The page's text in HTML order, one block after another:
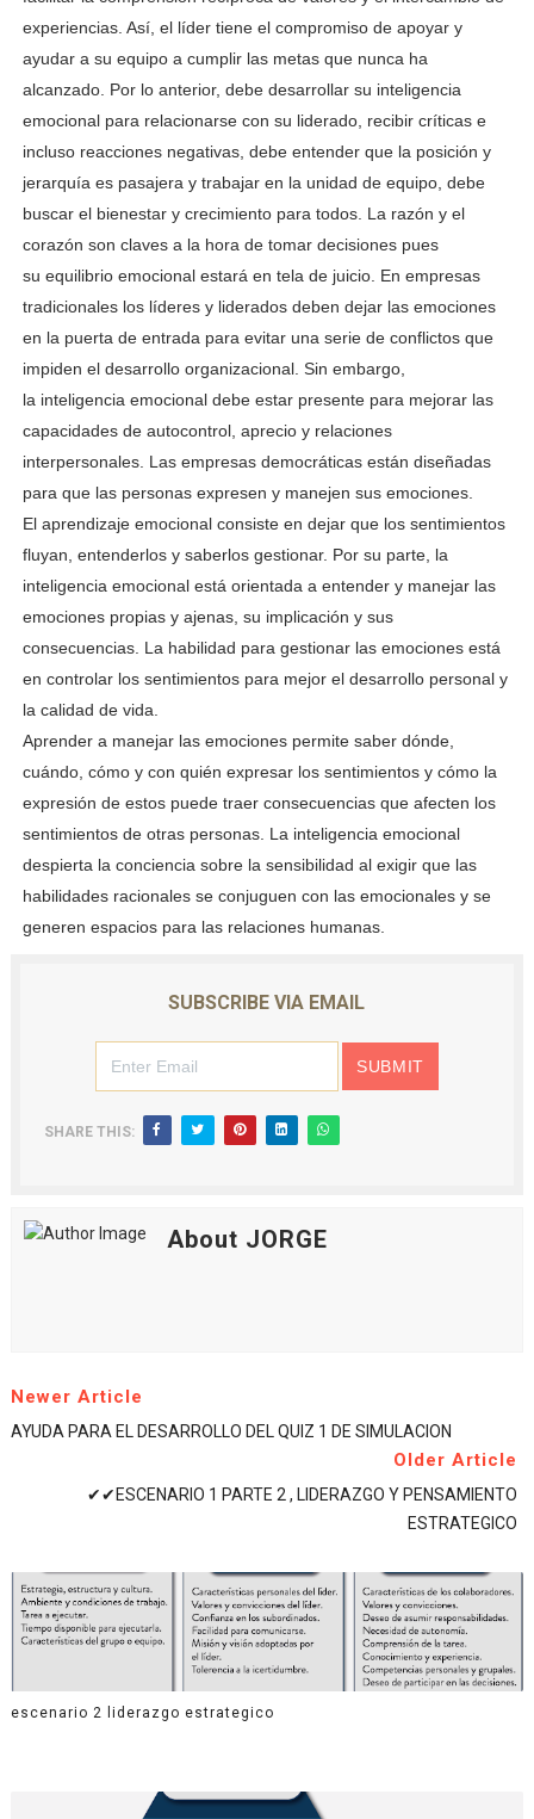
experiencias. Así, el líder tiene el compromiso de apoyar y
ayudar a su equipo a cumplir las metas que nunca ha
alcanzado. Por lo anterior, debe desarrollar su inteligencia
emocional para relacionarse con su liderado, recibir críticas e
incluso reacciones negativas, debe entender que la posición y
jerarquía es pasajera y trabajar en la unidad de equipo, debe
buscar el bienestar y crecimiento para todos. La razón y el
corazón son claves a la hora de tomar decisiones pues
su equilibrio emocional estará en tela de juicio. En empresas
tradicionales los líderes y liderados deben dejar las emociones
en la puerta de entrada para evitar una serie de conflictos que
impiden el desarrollo organizacional. Sin embargo,
la inteligencia emocional debe estar presente para mejorar las
capacidades de autocontrol, aprecio y relaciones
interpersonales. Las empresas democráticas están diseñadas
para que las personas expresen y manejen sus emociones.
El aprendizaje emocional consiste en dejar que los sentimientos
fluyan, entenderlos y saberlos gestionar. Por su parte, la
inteligencia emocional está orientada a entender y manejar las
emociones propias y ajenas, su implicación y sus
consecuencias. La habilidad para gestionar las emociones está
en controlar los sentimientos para mejor el desarrollo personal y
la calidad de vida.
Aprender a manejar las emociones permite saber dónde,
cuándo, cómo y con quién expresar los sentimientos y cómo la
expresión de estos puede traer consecuencias que afecten los
sentimientos de otras personas. La inteligencia emocional
despierta la conciencia sobre la sensibilidad al exigir que las
habilidades racionales se conjuguen con las emocionales y se
generen espacios para las relaciones humanas.
SUBSCRIBE VIA EMAIL
SHARE THIS:
About JORGE
Newer Article
AYUDA PARA EL DESARROLLO DEL QUIZ 1 DE SIMULACION
Older Article
✔✔ESCENARIO 1 PARTE 2 , LIDERAZGO Y PENSAMIENTO
ESTRATEGICO
escenario 2 liderazgo estrategico